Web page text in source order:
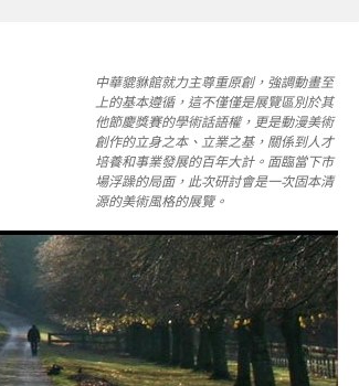
中華貔貅館就力主尊重原創，強調動畫至
上的基本遵循，這不僅僅是展覽區別於其
他節慶獎賽的學術話語權，更是動漫美術
創作的立身之本、立業之基，關係到人才
培養和事業發展的百年大計。面臨當下市
場浮躁的局面，此次研討會是一次固本清
源的美術風格的展覽。